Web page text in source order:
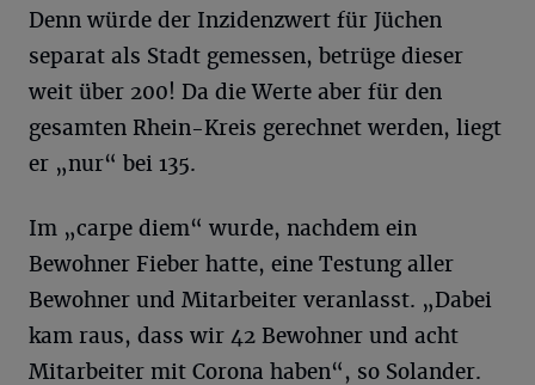
Denn würde der Inzidenzwert für Jüchen
separat als Stadt gemessen, betrüge dieser
weit über 200! Da die Werte aber für den
gesamten Rhein-Kreis gerechnet werden, liegt
er „nur“ bei 135.
Im „carpe diem“ wurde, nachdem ein
Bewohner Fieber hatte, eine Testung aller
Bewohner und Mitarbeiter veranlasst. „Dabei
kam raus, dass wir 42 Bewohner und acht
Mitarbeiter mit Corona haben“, so Solander.